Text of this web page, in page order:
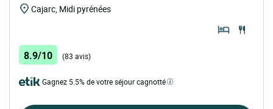
Cajarc, Midi pyrénées
8.9/10 (83 avis)
Gagnez 5.5% de votre séjour cagnotté